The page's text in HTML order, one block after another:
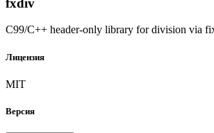
fxdiv
C99/C++ header-only library for division via
Лицензия
MIT
Версия